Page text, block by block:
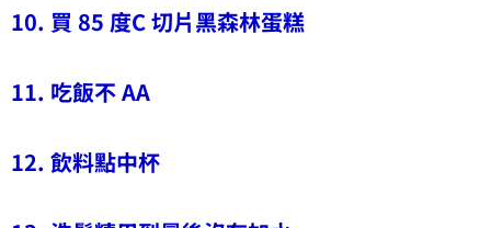
10. 買 85 度C 切片黑森林蛋糕
11. 吃飯不 AA
12. 飲料點中杯